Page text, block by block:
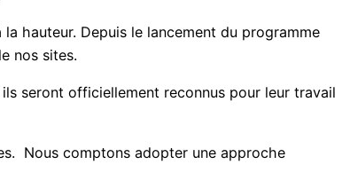
hauteur. Depuis le lancement du programme
nos sites.
seront officiellement reconnus pour leur travail
Nous comptons adopter une approche